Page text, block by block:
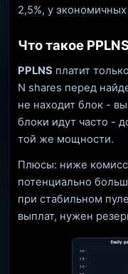
2,5%, у экономичных
Что такое
PPLNS платит
N shares перед
не находит блок -
блоки идут часто -
той же мощности.
Плюсы: ниже
потенциально
при стабильном
выплат, нужен